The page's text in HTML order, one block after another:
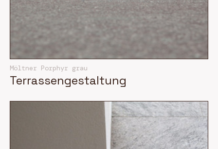
Möltner Porphyr grau
Terrassengestaltung